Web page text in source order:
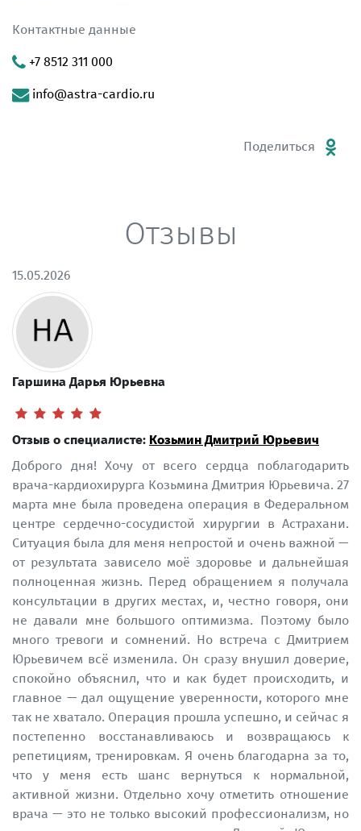
Контактные данные
+7 8512 311 000
info@astra-cardio.ru
Поделиться
Отзывы
15.05.2026
Гаршина Дарья Юрьевна
Отзыв о специалисте: Козьмин Дмитрий Юрьевич
Доброго дня! Хочу от всего сердца поблагодарить
врача-кардиохирурга Козьмина Дмитрия Юрьевича. 27
марта мне была проведена операция в Федеральном
центре сердечно-сосудистой хирургии в Астрахани.
Ситуация была для меня непростой и очень важной —
от результата зависело моё здоровье и дальнейшая
полноценная жизнь. Перед обращением я получала
консультации в других местах, и, честно говоря, они
не давали мне большого оптимизма. Поэтому было
много тревоги и сомнений. Но встреча с Дмитрием
Юрьевичем всё изменила. Он сразу внушил доверие,
спокойно объяснил, что и как будет происходить, и
главное — дал ощущение уверенности, которого мне
так не хватало. Операция прошла успешно, и сейчас я
постепенно восстанавливаюсь и возвращаюсь к
репетициям, тренировкам. Я очень благодарна за то,
что у меня есть шанс вернуться к нормальной,
активной жизни. Отдельно хочу отметить отношение
врача — это не только высокий профессионализм, но